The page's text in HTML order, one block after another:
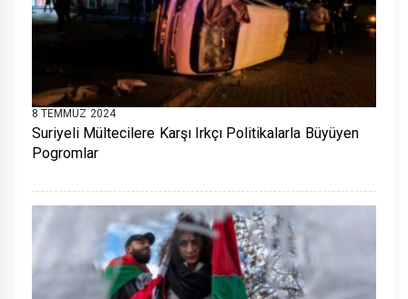
8 TEMMUZ 2024
Suriyeli Mültecilere Karşı Irkçı Politikalarla Büyüyen
Pogromlar